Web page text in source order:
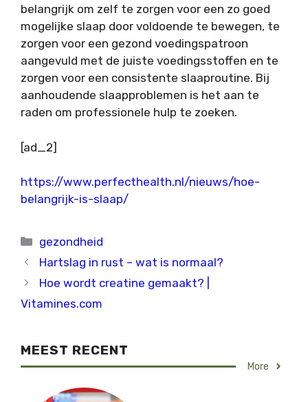
belangrijk om zelf te zorgen voor een zo goed
mogelijke slaap door voldoende te bewegen, te
zorgen voor een gezond voedingspatroon
aangevuld met de juiste voedingsstoffen en te
zorgen voor een consistente slaaproutine. Bij
aanhoudende slaapproblemen is het aan te
raden om professionele hulp te zoeken.
[ad_2]
https://www.perfecthealth.nl/nieuws/hoe-
belangrijk-is-slaap/
Categorieën
gezondheid
Hartslag in rust – wat is normaal?
Hoe wordt creatine gemaakt? |
Vitamines.com
MEEST RECENT
More